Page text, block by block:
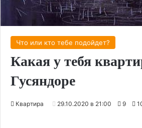
Что или кто тебе подойдет?
Какая у тебя
Гусяндоре
Квартира 29.10.2020 в 21:00 9